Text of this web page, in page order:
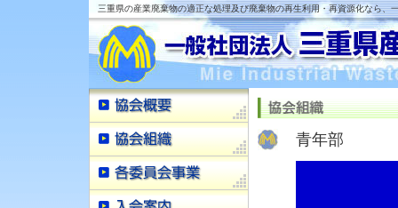
三重県の産業廃棄物の適正な処理及び廃棄物の再生利用・再資源化なら、
青年部